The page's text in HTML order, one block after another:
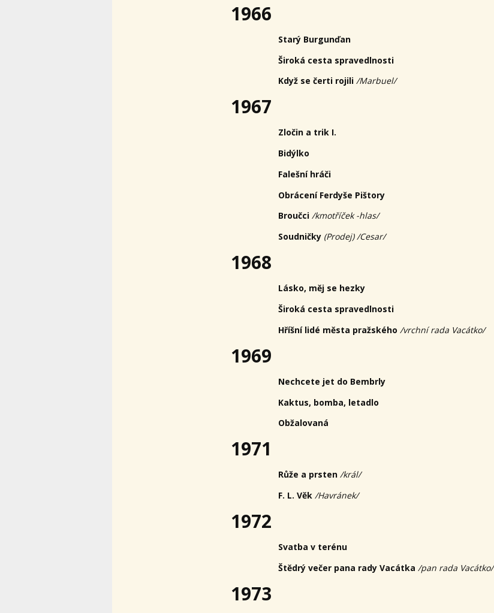
1966
Starý Burgunďan
Široká cesta spravedlnosti
Když se čerti rojili /Marbuel/
1967
Zločin a trik I.
Bidýlko
Falešní hráči
Obrácení Ferdyše Pištory
Broučci /kmotříček -hlas/
Soudničky (Prodej) /Cesar/
1968
Lásko, měj se hezky
Široká cesta spravedlnosti
Hříšní lidé města pražského /vrchní rada Vacátko/
1969
Nechcete jet do Bembrly
Kaktus, bomba, letadlo
Obžalovaná
1971
Růže a prsten /král/
F. L. Věk /Havránek/
1972
Svatba v terénu
Štědrý večer pana rady Vacátka /pan rada Vacátko/
1973